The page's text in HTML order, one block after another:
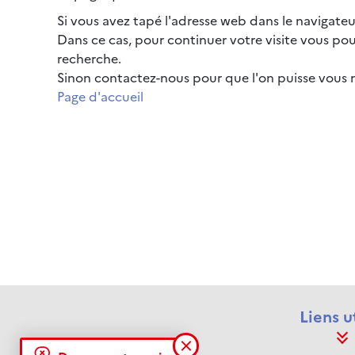
Si vous avez tapé l'adresse web dans le
Dans ce cas, pour continuer votre visite vous
recherche.
Sinon contactez-nous pour que l'on puisse
Page d'accueil
Liens